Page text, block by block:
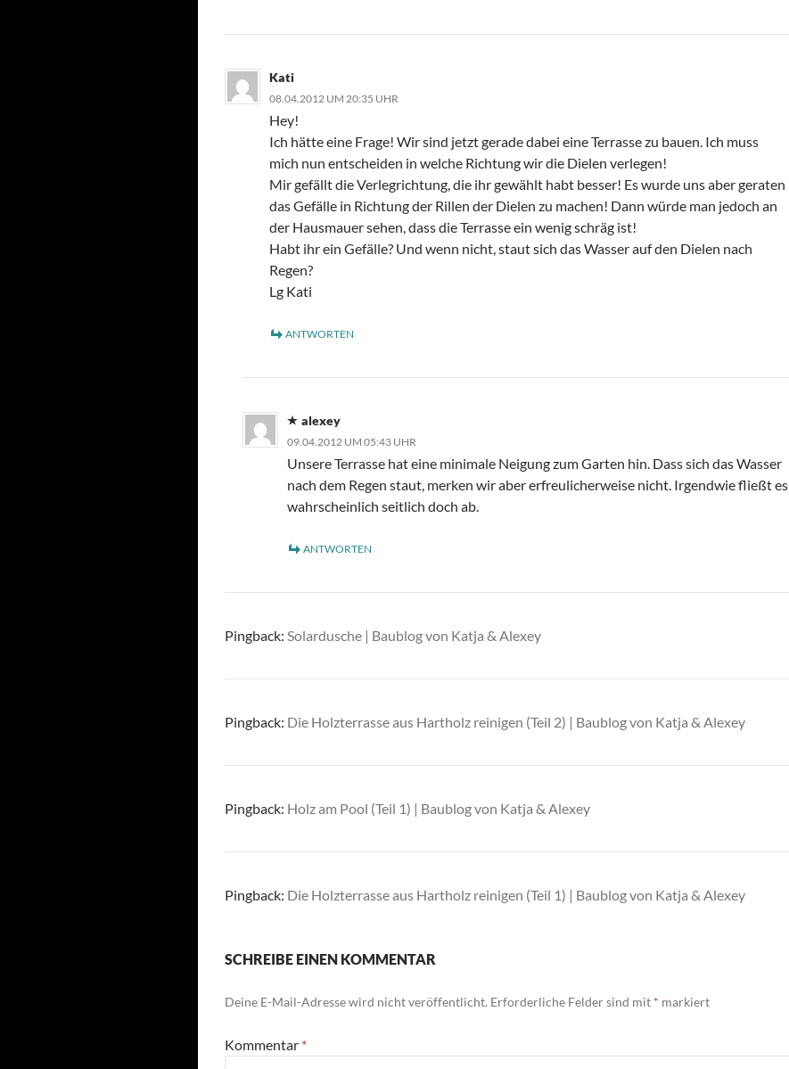
Kati
08.04.2012 UM 20:35 UHR
Hey!
Ich hätte eine Frage! Wir sind jetzt gerade dabei eine Terrasse zu bauen. Ich muss
mich nun entscheiden in welche Richtung wir die Dielen verlegen!
Mir gefällt die Verlegrichtung, die ihr gewählt habt besser! Es wurde uns aber geraten
das Gefälle in Richtung der Rillen der Dielen zu machen! Dann würde man jedoch an
der Hausmauer sehen, dass die Terrasse ein wenig schräg ist!
Habt ihr ein Gefälle? Und wenn nicht, staut sich das Wasser auf den Dielen nach
Regen?
Lg Kati
ANTWORTEN
alexey
09.04.2012 UM 05:43 UHR
Unsere Terrasse hat eine minimale Neigung zum Garten hin. Dass sich das Wasser
nach dem Regen staut, merken wir aber erfreulicherweise nicht. Irgendwie fließt es
wahrscheinlich seitlich doch ab.
ANTWORTEN
Pingback: Solardusche | Baublog von Katja & Alexey
Pingback: Die Holzterrasse aus Hartholz reinigen (Teil 2) | Baublog von Katja & Alexey
Pingback: Holz am Pool (Teil 1) | Baublog von Katja & Alexey
Pingback: Die Holzterrasse aus Hartholz reinigen (Teil 1) | Baublog von Katja & Alexey
SCHREIBE EINEN KOMMENTAR
Deine E-Mail-Adresse wird nicht veröffentlicht. Erforderliche Felder sind mit * markiert
Kommentar *